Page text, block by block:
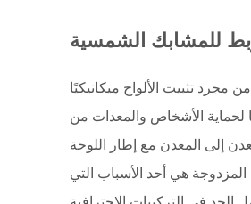
التثبيت:
من
الفولاذ
المقاوم
للصدأ،
ومسامير
على
للمشابك الشمسية
تثبيت الألواح ميكانيكيًا
لحماية الأشخاص والمعدات من
إلى المعدن مع إطار اللوحة
هي أحد الأسباب التي